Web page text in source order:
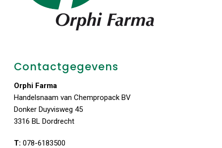
Contactgegevens
Orphi Farma
Handelsnaam van Chempropack BV
Donker Duyvisweg 45
3316 BL Dordrecht
T: 078-6183500